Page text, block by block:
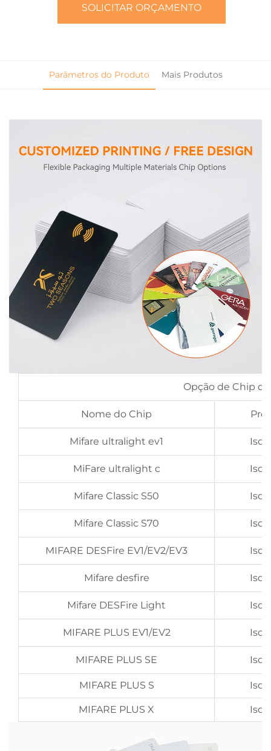
SOLICITAR ORÇAMENTO
Parâmetros do Produto Mais Produtos
Opção de Chip
Nome do Chip
Mifare ultralight ev1
MiFare ultralight c
Mifare Classic S50
Mifare Classic S70
MIFARE DESFire EV1/EV2/EV3
Mifare desfire
Mifare DESFire Light
MIFARE PLUS EV1/EV2
MIFARE PLUS SE
MIFARE PLUS S
MIFARE PLUS X